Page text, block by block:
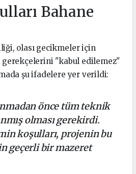
Bahane
olası gecikmeler için
gerekçelerini "kabul edilemez"
şu ifadelere yer verildi:
önce tüm teknik
olması gerekirdi.
koşulları, projenin bu
geçerli bir mazeret